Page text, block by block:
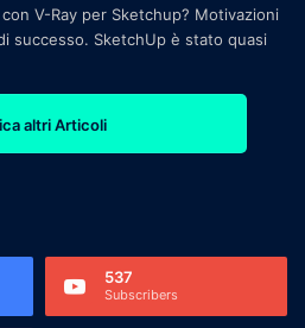
V-Ray per Sketchup? Motivazioni
successo. SketchUp è stato quasi
altri Articoli
537
Subscribers